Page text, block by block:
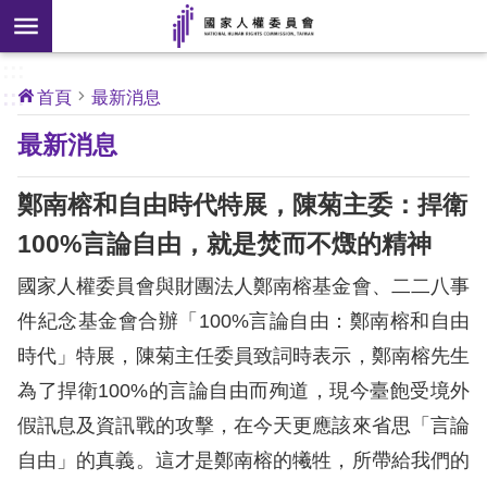
前往主要內容區塊
搜
尋
開
新
]
核
心
人
權
公
約
於
本
會
新
消
:::
首頁 最新消息
最新消息
鄭南榕和自由時代特展，陳菊主委：捍衛
100%言論自由，就是焚而不燬的精神
國家人權委員會與財團法人鄭南榕基金會、二二八事
件紀念基金會合辦「100%言論自由：鄭南榕和自由
時代」特展，陳菊主任委員致詞時表示，鄭南榕先生
為了捍衛100%的言論自由而殉道，現今臺飽受境外
假訊息及資訊戰的攻擊，在今天更應該來省思「言論
自由」的真義。這才是鄭南榕的犧牲，所帶給我們的